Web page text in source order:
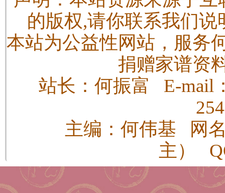
的版权,请你联系我们
本站为公益性网站，服务
捐赠家谱资
站长：何振富 E-mail
主编：何伟基 网
主）